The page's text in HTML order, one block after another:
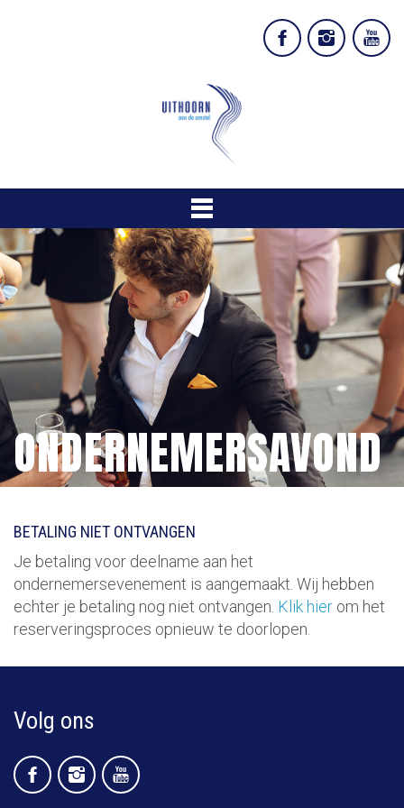
ONDERNEMERSAVOND
BETALING NIET ONTVANGEN
Je betaling voor deelname aan het
ondernemersevenement is aangemaakt. Wij hebben
echter je betaling nog niet ontvangen. Klik hier om het
reserveringsproces opnieuw te doorlopen.
Volg ons